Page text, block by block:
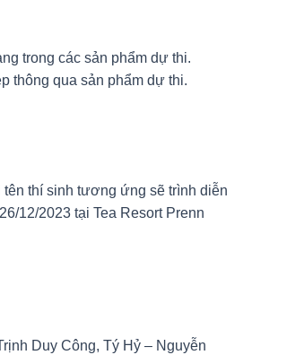
trong các sản phẩm dự thi.
thông qua sản phẩm dự thi.
thí sinh tương ứng sẽ trình diễn
12/2023 tại Tea Resort Prenn
Duy Công, Tý Hỷ – Nguyễn